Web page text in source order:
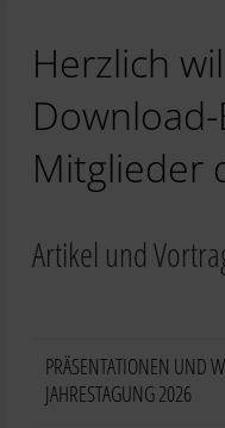
Herzlich
Mitglieder
Artikel und
PRÄSENTATIONEN UND
JAHRESTAGUNG 2026